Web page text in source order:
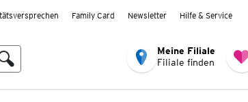
Family Card Newsletter Hilfe & Service
Meine Filiale
Filiale finden